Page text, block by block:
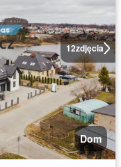
12zdjęcia
Dom